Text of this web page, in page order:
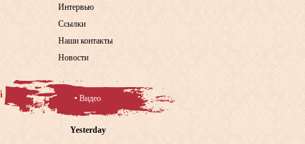
Интервью
Ссылки
Наши контакты
Новости
• Видео
Yesterday